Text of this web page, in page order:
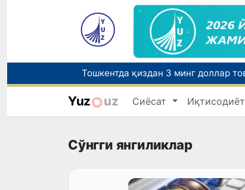
Yuz uz Сиёсат Иқтисодиёт
Сўнгги янгиликлар